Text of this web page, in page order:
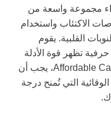
مجموعة واسعة من
الاكتئاب واستخدام
القلبية. يقوم
تظهر قوة الأدلة
العلمية. بموجب قانون الرعاية Affordable Care Act، يجب أن
التي تُمنح درجة